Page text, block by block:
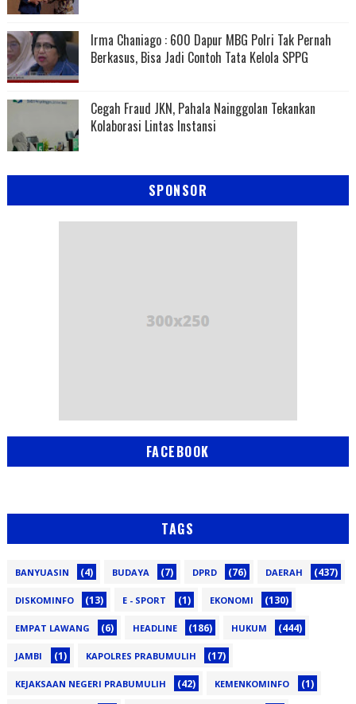
Irma Chaniago : 600 Dapur MBG Polri Tak Pernah
Berkasus, Bisa Jadi Contoh Tata Kelola SPPG
Cegah Fraud JKN, Pahala Nainggolan Tekankan
Kolaborasi Lintas Instansi
SPONSOR
FACEBOOK
TAGS
BANYUASIN (4) BUDAYA (7) DPRD (76) DAERAH (437)
DISKOMINFO (13) E - SPORT (1) EKONOMI (130)
EMPAT LAWANG (6) HEADLINE (186) HUKUM (444)
JAMBI (1) KAPOLRES PRABUMULIH (17)
KEJAKSAAN NEGERI PRABUMULIH (42) KEMENKOMINFO (1)